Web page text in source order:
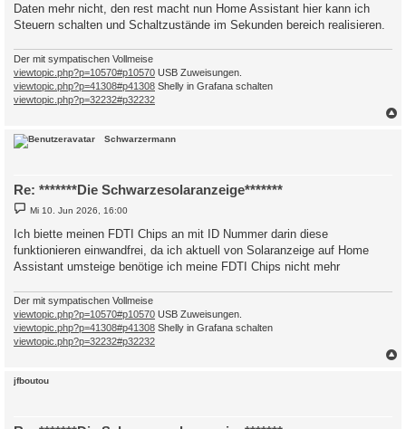
Daten mehr nicht, den rest macht nun Home Assistant hier kann ich
Steuern schalten und Schaltzustände im Sekunden bereich realisieren.
Der mit sympatischen Vollmeise
viewtopic.php?p=10570#p10570 USB Zuweisungen.
viewtopic.php?p=41308#p41308 Shelly in Grafana schalten
viewtopic.php?p=32232#p32232
Schwarzermann
Re: *******Die Schwarzesolaranzeige*******
B
e
t
r
g
Mi 10. Jun 2026, 16:00
Ich biette meinen FDTI Chips an mit ID Nummer darin diese
funktionieren einwandfrei, da ich aktuell von Solaranzeige auf Home
Assistant umsteige benötige ich meine FDTI Chips nicht mehr
Der mit sympatischen Vollmeise
viewtopic.php?p=10570#p10570 USB Zuweisungen.
viewtopic.php?p=41308#p41308 Shelly in Grafana schalten
viewtopic.php?p=32232#p32232
jfboutou